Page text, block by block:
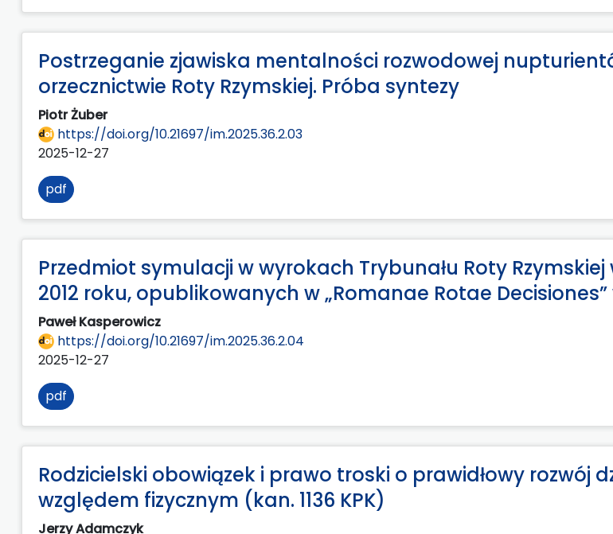
Postrzeganie zjawiska mentalności rozwodowej
orzecznictwie Roty Rzymskiej. Próba syntezy
Piotr Żuber
https://doi.org/10.21697/im.2025.36.2.03
2025-12-27
pdf
Przedmiot symulacji w wyrokach Trybunału Roty
2012 roku, opublikowanych w „Romanae Rotae Decisiones”
Paweł Kasperowicz
https://doi.org/10.21697/im.2025.36.2.04
2025-12-27
pdf
Rodzicielski obowiązek i prawo troski o prawidłowy rozwój
względem fizycznym (kan. 1136 KPK)
Jerzy Adamczyk